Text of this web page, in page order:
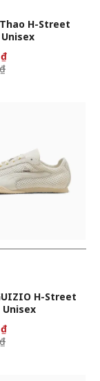
H-Street
H-Street
Unisex